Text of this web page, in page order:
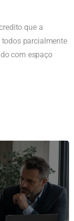
que a
todos parcialmente
com espaço